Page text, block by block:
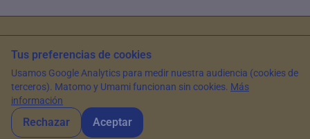
© 2026 EHPAD Maroc — Todos los derechos reservados
Artículo escrito por Farès Bouslama, Presidente de SILVER RESORTS—
Actualizado el14 de mayo de 2026
WhatsApp
Tus preferencias de cookies
Usamos Google Analytics para medir nuestra audiencia (cookies de
terceros). Matomo y Umami funcionan sin cookies. Más
información
Rechazar Aceptar